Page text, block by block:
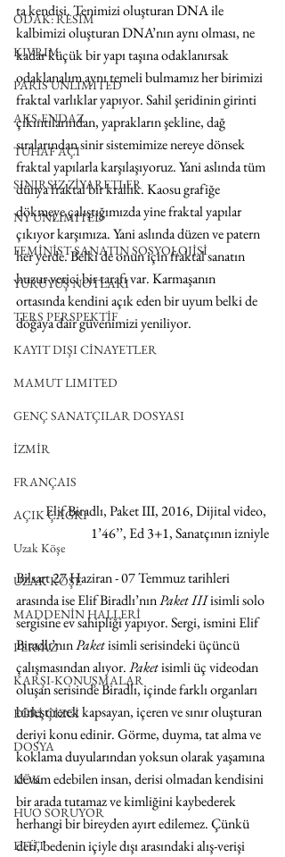
ODAK: RESİM
KIVRIM
PARIS UNLIMITED
AKS-ENDAZ
TUHAF AÇI
SINIRSIZ ZİYARETLER
NY UNLIMITED
FEMİNİST SANATIN SOSYOLOJİSİ
YÜRÜYÜŞ NOTLARI
TERS PERSPEKTİF
KAYIT DIŞI CİNAYETLER
MAMUT LIMITED
GENÇ SANATÇILAR DOSYASI
İZMİR
FRANÇAIS
AÇIK ÇAĞRI
Uzak Köşe
UZAK KÖŞE
MADDENİN HALLERİ
PERVAZ
KARŞI-KONUŞMALAR
EĞRİ ÇİZGİ
DOSYA
KÖK
HUO SORUYOR
ETÜT
ta kendisi. Tenimizi oluşturan DNA ile
kalbimizi oluşturan DNA’nın aynı olması, ne
kadar küçük bir yapı taşına odaklanırsak
odaklanalım aynı temeli bulmamız her birimizi
fraktal varlıklar yapıyor. Sahil şeridinin girinti
çıkıntılarından, yaprakların şekline, dağ
sıralarından sinir sistemimize nereye dönsek
fraktal yapılarla karşılaşıyoruz. Yani aslında tüm
dünya fraktal bir krallık. Kaosu grafiğe
dökmeye çalıştığımızda yine fraktal yapılar
çıkıyor karşımıza. Yani aslında düzen ve patern
her yerde. Belki de onun için fraktal sanatın
huzur verici bir tarafı var. Karmaşanın
ortasında kendini açık eden bir uyum belki de
doğaya dair güvenimizi yeniliyor.
Elif Biradlı, Paket III, 2016, Dijital video,
1’46’’, Ed 3+1, Sanatçının izniyle
Bilsart 27 Haziran - 07 Temmuz tarihleri
arasında ise Elif Biradlı’nın Paket III isimli solo
sergisine ev sahipliği yapıyor. Sergi, ismini Elif
Biradlı’nın Paket isimli serisindeki üçüncü
çalışmasından alıyor. Paket isimli üç videodan
oluşan serisinde Biradlı, içinde farklı organları
birleştirerek kapsayan, içeren ve sınır oluşturan
deriyi konu edinir. Görme, duyma, tat alma ve
koklama duyularından yoksun olarak yaşamına
devam edebilen insan, derisi olmadan kendisini
bir arada tutamaz ve kimliğini kaybederek
herhangi bir bireyden ayırt edilemez. Çünkü
deri, bedenin içiyle dışı arasındaki alış-verişi